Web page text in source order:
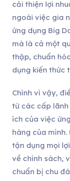
cải thiện lợi
ngoài việc gia
ứng dụng Big
mà là cả một
thập, chuẩn
dụng kiến thức
Chính vì vậy,
từ các cấp
ích của việc
hàng của mình.
tận dụng mọi
về chính sách,
chuẩn bị chu